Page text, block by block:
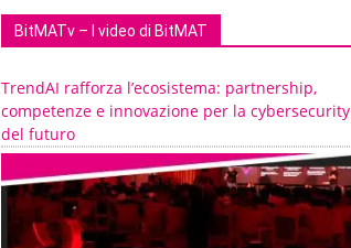
BitMATv – I video di BitMAT
TrendAI rafforza l’ecosistema: partnership,
competenze e innovazione per la cybersecurity
del futuro